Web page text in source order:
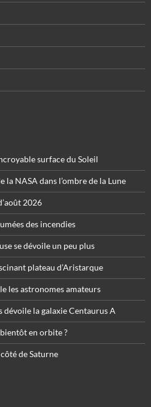
surface du Soleil
la NASA dans l’ombre de la Lune
2026
des incendies
se dévoile un peu plus
plateau d’Aristarque
les astronomes amateurs
dévoile la galaxie Centaurus A
en orbite ?
de Saturne